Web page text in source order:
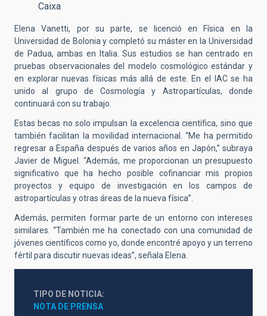
Caixa
Elena Vanetti, por su parte, se licenció en Física en la
Universidad de Bolonia y completó su máster en la Universidad
de Padua, ambas en Italia. Sus estudios se han centrado en
pruebas observacionales del modelo cosmológico estándar y
en explorar nuevas físicas más allá de este. En el IAC se ha
unido al grupo de Cosmología y Astropartículas, donde
continuará con su trabajo.
Estas becas no solo impulsan la excelencia científica, sino que
también facilitan la movilidad internacional. “Me ha permitido
regresar a España después de varios años en Japón,” subraya
Javier de Miguel. “Además, me proporcionan un presupuesto
significativo que ha hecho posible cofinanciar mis propios
proyectos y equipo de investigación en los campos de
astropartículas y otras áreas de la nueva física”.
Además, permiten formar parte de un entorno con intereses
similares. “También me ha conectado con una comunidad de
jóvenes científicos como yo, donde encontré apoyo y un terreno
fértil para discutir nuevas ideas”, señala Elena.
TIPO DE NOTICIA
NOTA DE PRENSA